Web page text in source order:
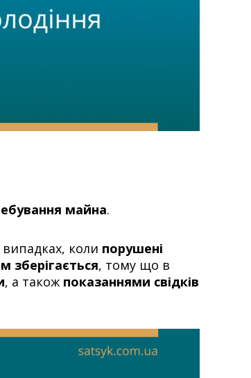
майна.
випадках, коли порушені
зберігається, тому що в
, а також показаннями свідків